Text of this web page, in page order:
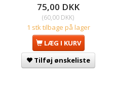
75,00 DKK
(60,00 DKK)
1 stk tilbage på lager
LÆG I KURV
Tilføj ønskeliste